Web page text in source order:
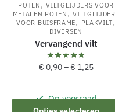
POTEN ,VILTGLIJDERS VOOR
METALEN POTEN ,
VOOR BUISFRAME, PLAKVILT,
DIVERSEN
Vervangend vilt
€ 0,90–€ 1,25
Op voorraad
Dit